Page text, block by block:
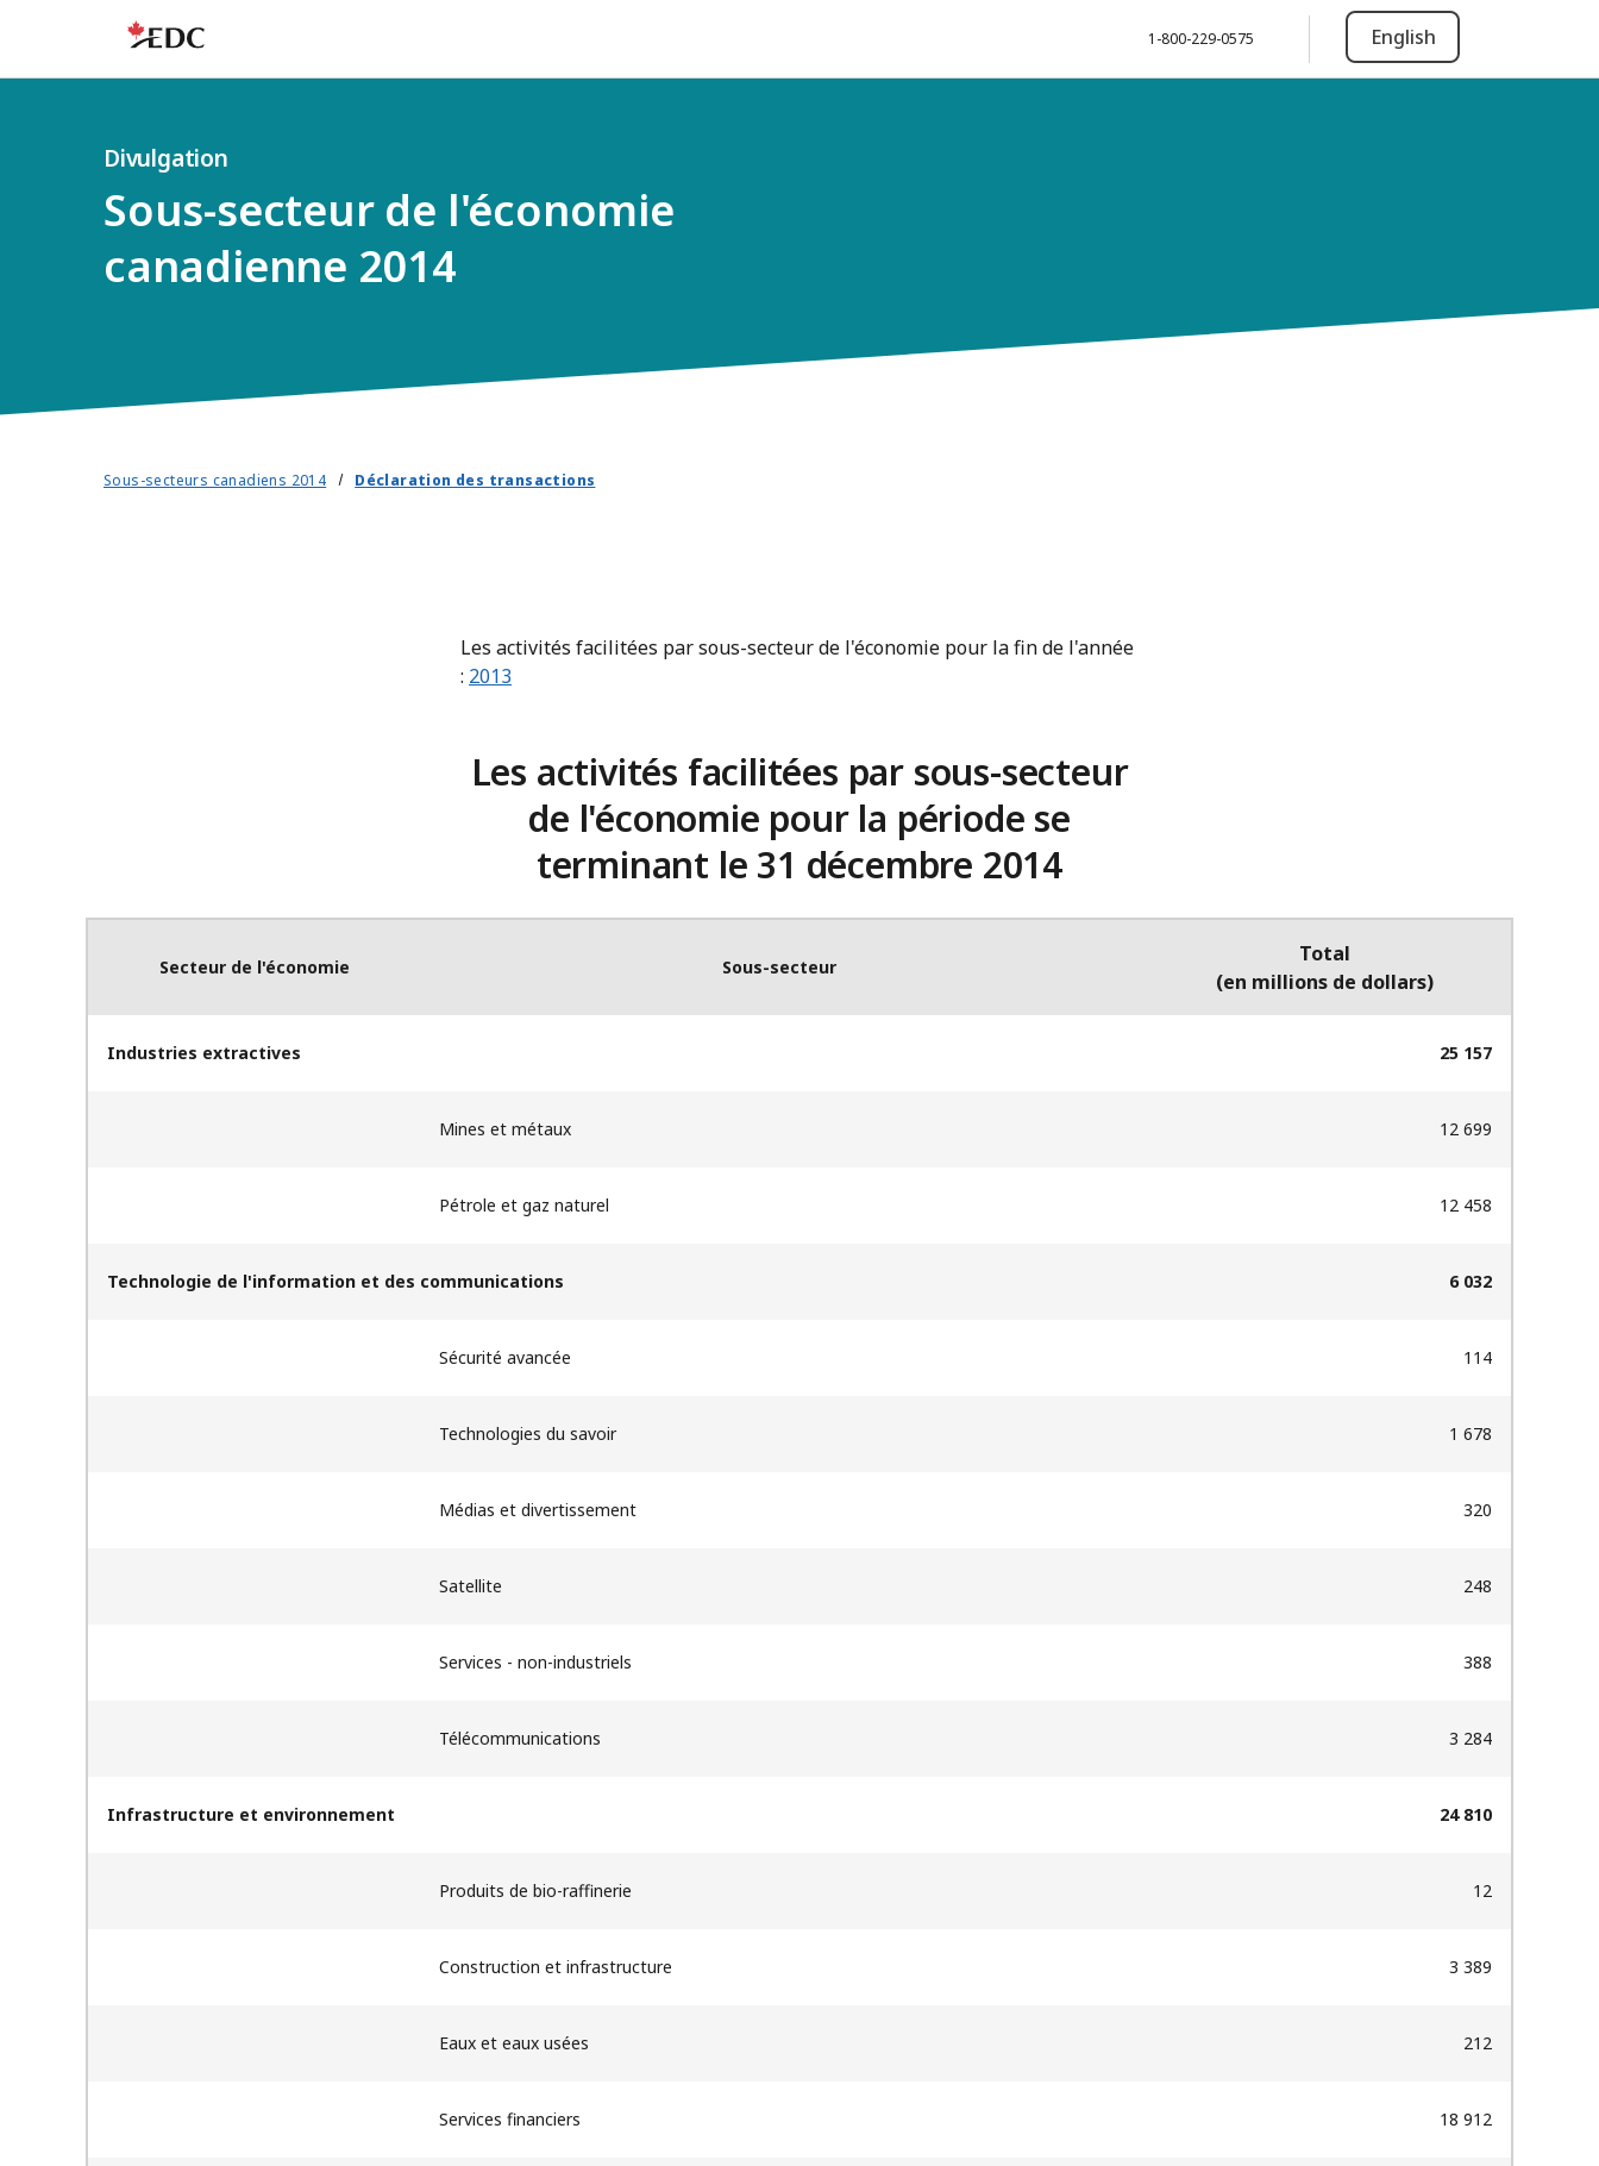
1-800-229-0575 English
Sous-secteur de l'économie
canadienne 2014
Divulgation
Sous-secteurs canadiens 2014 Déclaration des transactions
Les activités facilitées par sous-secteur de l'économie pour la fin de l'année
: 2013
Les activités facilitées par sous-secteur
de l'économie pour la période se
terminant le 31 décembre 2014
Secteur de l'économie Sous-secteur
Total
(en millions de dollars)
Industries extractives 25 157
Mines et métaux 12 699
Pétrole et gaz naturel 12 458
Technologie de l'information et des communications 6 032
Sécurité avancée​ 114​
Technologies du savoir 1 678
Médias et divertissement 320
Satellite 248
Services - non-industriels 388
Télécommunications 3 284
Infrastructure et environnement 24 810
Produits de bio-raffinerie 12
Construction et infrastructure 3 389
Eaux et eaux usées 212
Services financiers 18 912